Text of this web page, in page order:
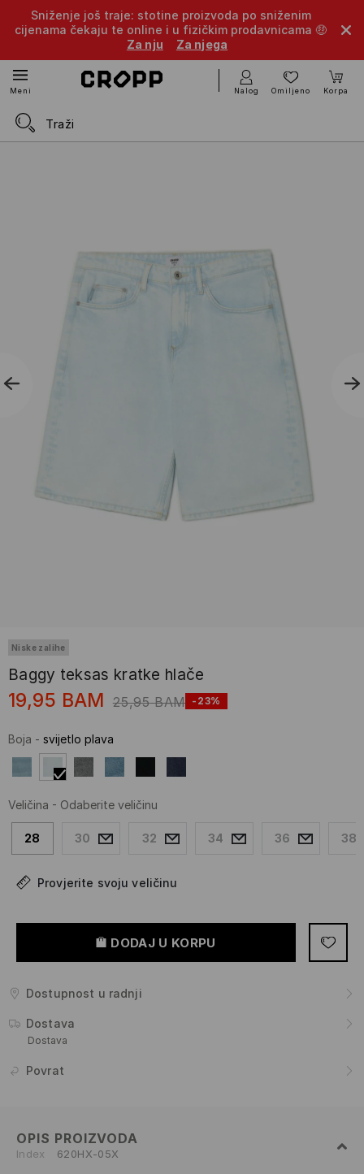
Sniženje još traje: stotine proizvoda po sniženim
cijenama čekaju te online i u fizičkim prodavnicama 🤑
Za nju
Za njega
Meni Nalog Omiljeno Korpa
Niske zalihe
Baggy teksas kratke hlače
19,95 BAM 25,95 BAM -23%
Boja - svijetlo plava
Veličina - Odaberite veličinu
28 30 32 34 36 38
Provjerite svoju veličinu
DODAJ U KORPU
Dostupnost u radnji
Dostava
Dostava
Povrat
OPIS PROIZVODA
Index 620HX-05X